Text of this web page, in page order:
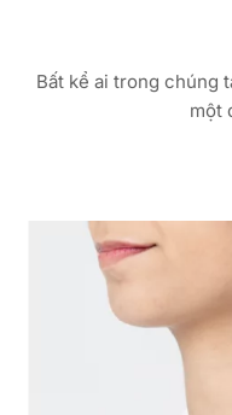
Bất kể ai trong chúng
một